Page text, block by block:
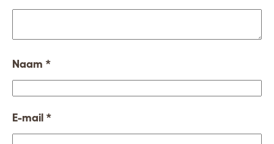
Naam *
E-mail *